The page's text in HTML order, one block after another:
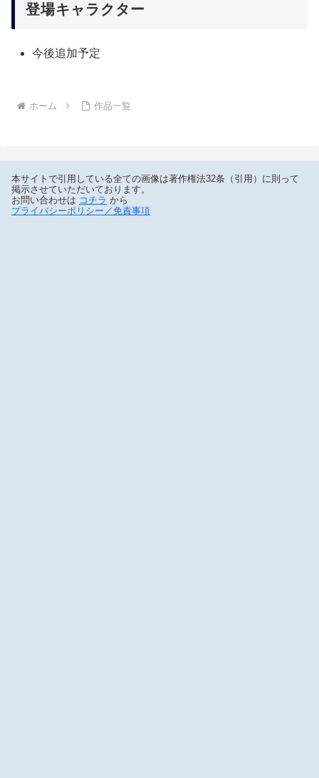
登場キャラクター
今後追加予定
ホーム 作品一覧
本サイトで引用している全ての画像は著作権法32条（引用）に則って
掲示させていただいております。
お問い合わせは コチラ から
プライバシーポリシー／免責事項